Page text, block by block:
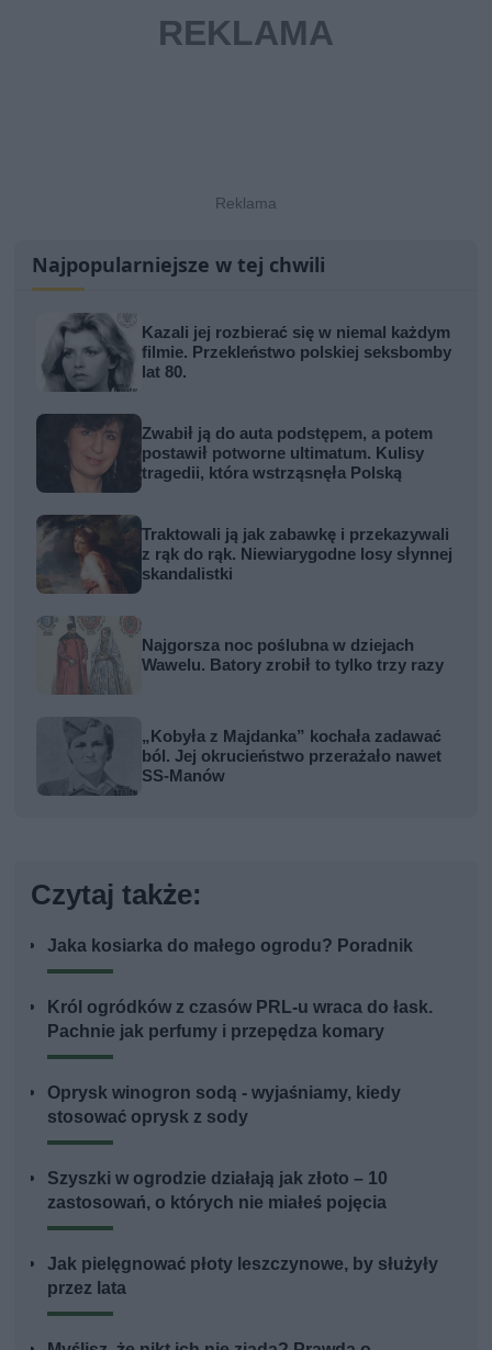
Najpopularniejsze w tej chwili
Kazali jej rozbierać się w niemal każdym
filmie. Przekleństwo polskiej seksbomby
lat 80.
Zwabił ją do auta podstępem, a potem
postawił potworne ultimatum. Kulisy
tragedii, która wstrząsnęła Polską
Traktowali ją jak zabawkę i przekazywali
z rąk do rąk. Niewiarygodne losy słynnej
skandalistki
Najgorsza noc poślubna w dziejach
Wawelu. Batory zrobił to tylko trzy razy
„Kobyła z Majdanka” kochała zadawać
ból. Jej okrucieństwo przerażało nawet
SS-Manów
Czytaj także:
Jaka kosiarka do małego ogrodu? Poradnik
Król ogródków z czasów PRL-u wraca do łask.
Pachnie jak perfumy i przepędza komary
Oprysk winogron sodą - wyjaśniamy, kiedy
stosować oprysk z sody
Szyszki w ogrodzie działają jak złoto – 10
zastosowań, o których nie miałeś pojęcia
Jak pielęgnować płoty leszczynowe, by służyły
przez lata